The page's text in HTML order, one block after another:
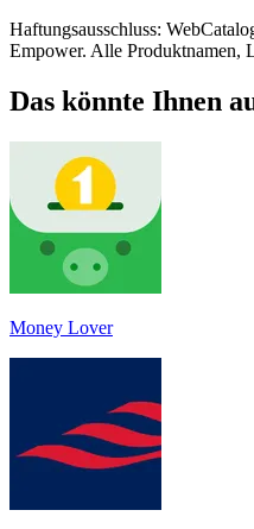
Haftungsausschluss:
Empower. Alle Produktnamen,
Das könnte Ihnen
Money Lover